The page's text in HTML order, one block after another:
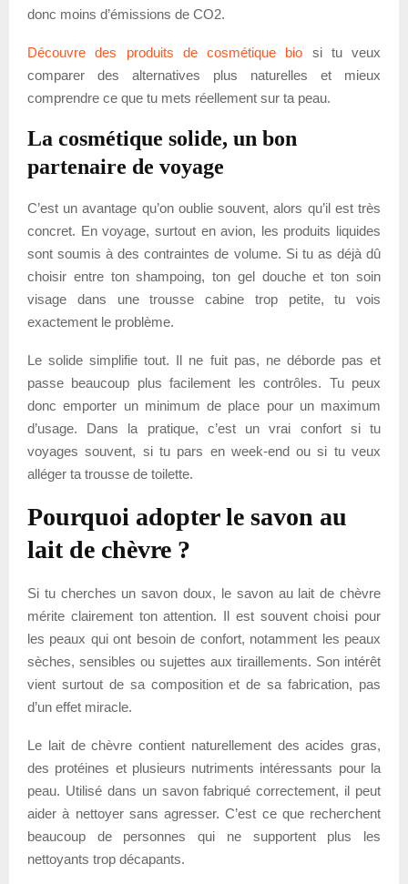
donc moins d’émissions de CO2.
Découvre des produits de cosmétique bio si tu veux
comparer des alternatives plus naturelles et mieux
comprendre ce que tu mets réellement sur ta peau.
La cosmétique solide, un bon
partenaire de voyage
C’est un avantage qu’on oublie souvent, alors qu’il est très
concret. En voyage, surtout en avion, les produits liquides
sont soumis à des contraintes de volume. Si tu as déjà dû
choisir entre ton shampoing, ton gel douche et ton soin
visage dans une trousse cabine trop petite, tu vois
exactement le problème.
Le solide simplifie tout. Il ne fuit pas, ne déborde pas et
passe beaucoup plus facilement les contrôles. Tu peux
donc emporter un minimum de place pour un maximum
d’usage. Dans la pratique, c’est un vrai confort si tu
voyages souvent, si tu pars en week-end ou si tu veux
alléger ta trousse de toilette.
Pourquoi adopter le savon au
lait de chèvre ?
Si tu cherches un savon doux, le savon au lait de chèvre
mérite clairement ton attention. Il est souvent choisi pour
les peaux qui ont besoin de confort, notamment les peaux
sèches, sensibles ou sujettes aux tiraillements. Son intérêt
vient surtout de sa composition et de sa fabrication, pas
d’un effet miracle.
Le lait de chèvre contient naturellement des acides gras,
des protéines et plusieurs nutriments intéressants pour la
peau. Utilisé dans un savon fabriqué correctement, il peut
aider à nettoyer sans agresser. C’est ce que recherchent
beaucoup de personnes qui ne supportent plus les
nettoyants trop décapants.